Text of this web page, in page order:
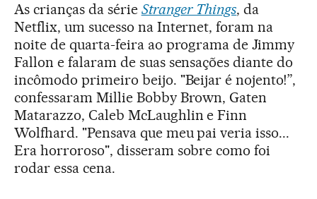
As crianças da série Stranger Things, da
Netflix, um sucesso na Internet, foram na
noite de quarta-feira ao programa de Jimmy
Fallon e falaram de suas sensações diante do
incômodo primeiro beijo. "Beijar é nojento!”,
confessaram Millie Bobby Brown, Gaten
Matarazzo, Caleb McLaughlin e Finn
Wolfhard. "Pensava que meu pai veria isso...
Era horroroso", disseram sobre como foi
rodar essa cena.